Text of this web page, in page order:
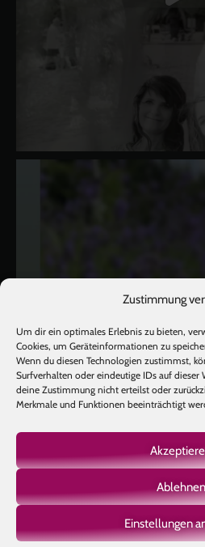
Zustimmung
Um dir ein optimales Erlebnis zu bieten,
Cookies, um Geräteinformationen zu
Wenn du diesen Technologien zustimmst,
Surfverhalten oder eindeutige IDs auf dieser
deine Zustimmung nicht erteilst oder
Merkmale und Funktionen beeinträchtigt
Ablehnen
Einstellungen
Mehr laden